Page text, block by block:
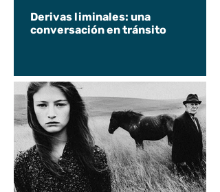
Derivas liminales: una
conversación en tránsito